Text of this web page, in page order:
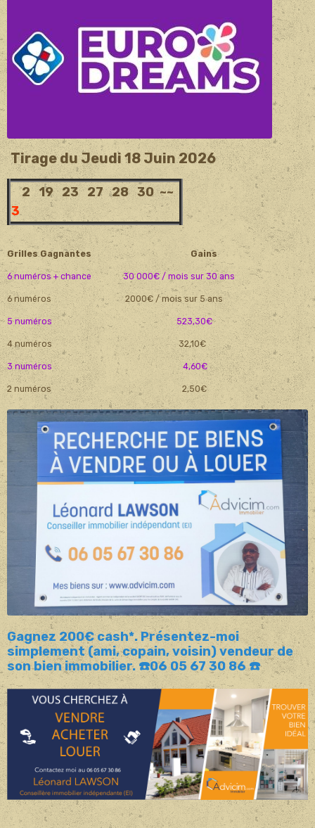
Tirage du Jeudi 18 Juin 2026
2 19 23 27 28 30 ~~
3
Grilles Gagnantes Gains
6 numéros + chance 30 000€ / mois sur 30 ans
6 numéros 2000€ / mois sur 5 ans
5 numéros 523,30€
4 numéros 32,10€
3 numéros 4,60€
2 numéros 2,50€
Gagnez 200€ cash*. Présentez-moi
simplement (ami, copain, voisin) vendeur de
son bien immobilier. ☎️06 05 67 30 86 ☎️